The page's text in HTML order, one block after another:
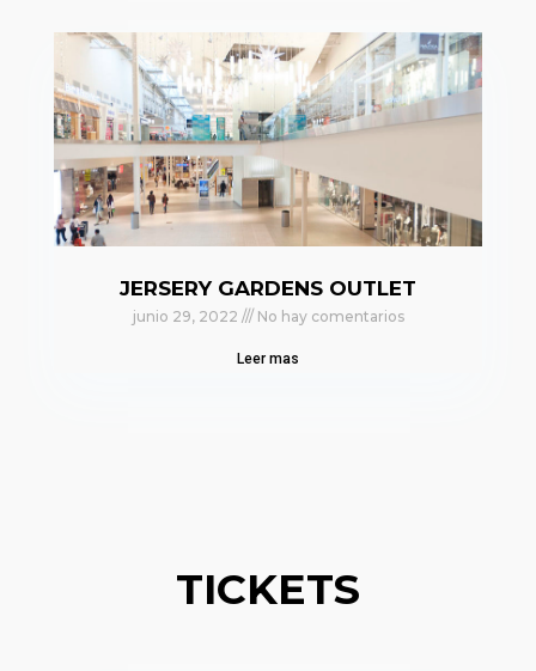
JERSERY GARDENS OUTLET
junio 29, 2022 No hay comentarios
Leer mas
TICKETS